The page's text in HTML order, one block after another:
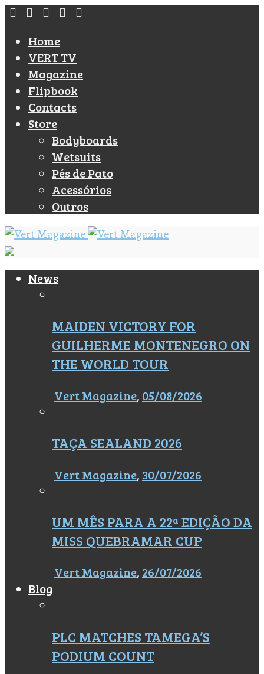
Home
VERT TV
Magazine
Flipbook
Contacts
Store
Bodyboards
Wetsuits
Pés de Pato
Acessórios
Outros
News
MAIDEN VICTORY FOR
GUILHERME MONTENEGRO ON
THE WORLD TOUR
Vert Magazine, 05/08/2026
TAÇA SEALAND 2026
Vert Magazine, 30/07/2026
UM MÊS PARA A 22ª EDIÇÃO DA
MISS QUEBRAMAR CUP
Vert Magazine, 26/07/2026
Blog
PLC MATCHES TAMEGA’S
PODIUM COUNT